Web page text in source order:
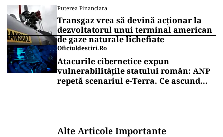
Puterea Financiara
Transgaz vrea să devină acționar la
dezvoltatorul unui terminal american
de gaze naturale lichefiate
Oficiuldestiri.ro
Atacurile cibernetice expun
vulnerabilitățile statului român: ANP
repetă scenariul e‑Terra. Ce ascund
Alte Articole Importante